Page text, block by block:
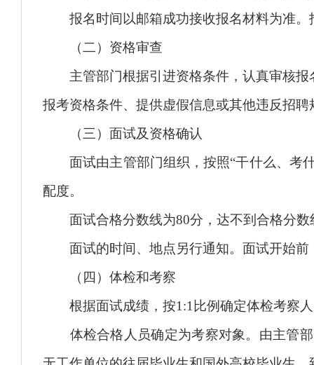
报名时间以邮箱成功接收报名材料为准。
（二）资格审查
主管部门根据引进资格条件，认真审核报
报考资格条件、提供虚假信息或其他违反招
（三）面试及资格确认
面试由主管部门组织，按照“干什么、考什
配度。
面试合格分数线为80分，达不到合格分数
面试的时间、地点另行通知。面试开始前
（四）体检和考察
根据面试成绩，按1:1比例确定体检考察人
体检合格人员确定为考察对象。由主管部